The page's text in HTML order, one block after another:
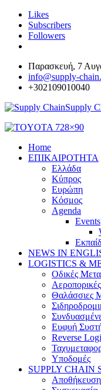
Likes
Subscribers
Followers
Παρασκευή, 7
info@supply-
+302109010040
Supply
Home
ΕΠΙΚΑΙΡΟΤΗΤΑ
Ελλάδα
Κύπρος
Ευρώπη
Κόσμος
Agenda
Events
NEWS IN
LOGISTICS &
Οδικές
Θαλάσσιες
Ευφυή
Reverse
Υποδομές
SUPPLY CHAIN
Αποθήκευση